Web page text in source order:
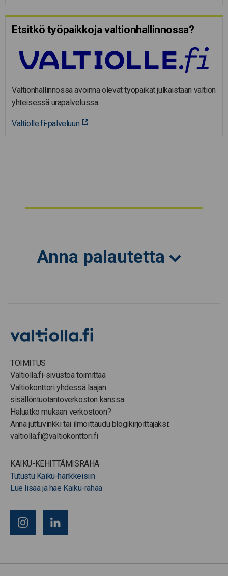
Etsitkö työpaikkoja valtion­hal­lin­nossa?
Valtionhallinnossa avoinna olevat työpaikat julkaistaan valtion
yhteisessä urapalvelussa.
Valtiolle.fi-palveluun
Anna palautetta
TOIMITUS
Valtiolla.fi-sivustoa toimittaa
Valtiokonttori yhdessä laajan
sisällöntuotantoverkoston kanssa.
Haluatko mukaan verkostoon?
Anna juttuvinkki tai ilmoittaudu blogikirjoittajaksi:
valtiolla.fi@valtiokonttori.fi
KAIKU-KEHITTÄMISRAHA
Tutustu Kaiku-hankkeisiin
Lue lisää ja hae Kaiku-rahaa